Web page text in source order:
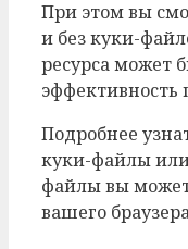
При этом вы
и без куки-
ресурса может
эффективность
Подробнее
куки-файлы
файлы вы
вашего